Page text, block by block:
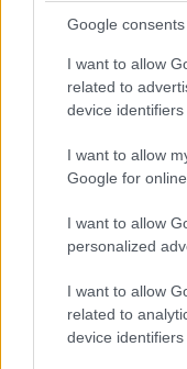
Google consents
I want to allow
related to
device identifiers
I want to allow
Google for
I want to allow
personalized
I want to allow
related to
device identifiers
Ακολουθήστε το